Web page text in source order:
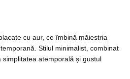
cu aur, ce îmbină măiestria
Stilul minimalist, combinat
atemporală și gustul